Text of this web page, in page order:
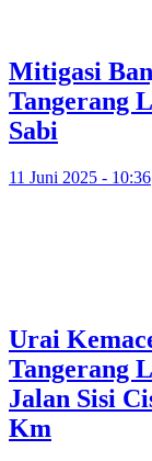
Mitigasi
Tangerang
Sabi
11 Juni 2025 - 10:36
Urai
Tangerang
Jalan Sisi
Km